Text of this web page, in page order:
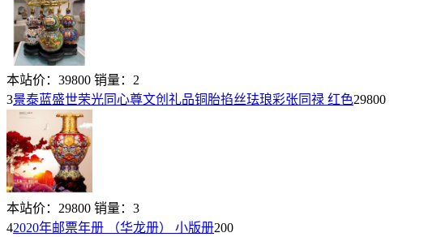
本站价： 39800 销量： 2
3景泰蓝盛世荣光同心尊文创礼品铜胎掐丝珐琅彩张同禄 红色29800
本站价： 29800 销量： 3
42020年邮票年册 （华龙册） 小版册200